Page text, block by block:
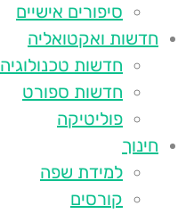
סיפורים אישיים
חדשות ואקטואליה
חדשות טכנולוגיה
חדשות ספורט
פוליטיקה
חינוך
למידת שפה
קורסים